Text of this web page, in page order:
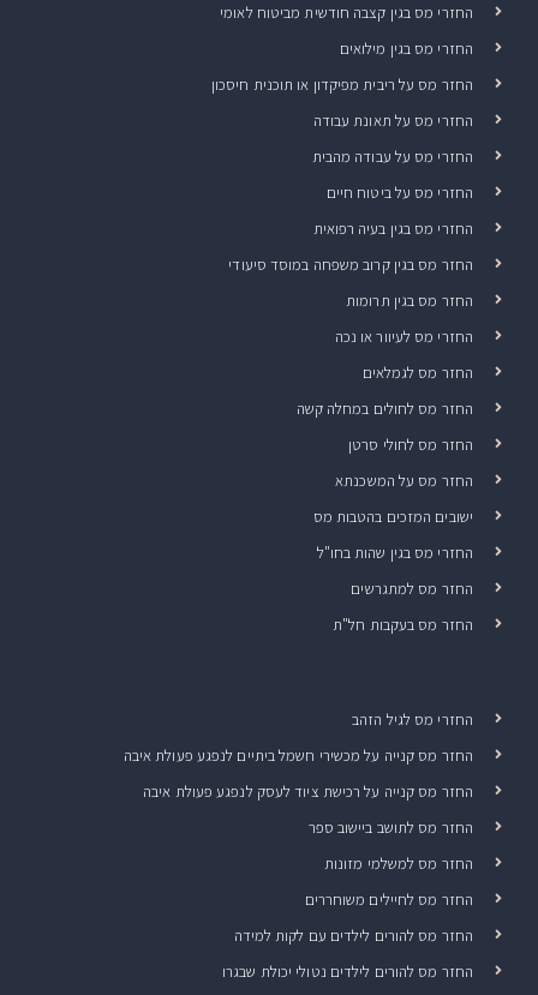
החזרי מס בגין קצבה חודשית מביטוח לאומי
החזרי מס בגין מילואים
החזר מס על ריבית מפיקדון או תוכנית חיסכון
החזרי מס על תאונת עבודה
החזרי מס על עבודה מהבית
החזרי מס על ביטוח חיים
החזרי מס בגין בעיה רפואית
החזר מס בגין קרוב משפחה במוסד סיעודי
החזר מס בגין תרומות
החזרי מס לעיוור או נכה
החזר מס לגמלאים
החזר מס לחולים במחלה קשה
החזר מס לחולי סרטן
החזר מס על המשכנתא
ישובים המזכים בהטבות מס
החזרי מס בגין שהות בחו"ל
החזר מס למתגרשים
החזר מס בעקבות חל"ת
החזרי מס לגיל הזהב
החזר מס קנייה על מכשירי חשמל ביתיים לנפגע פעולת איבה
החזר מס קנייה על רכישת ציוד לעסק לנפגע פעולת איבה
החזר מס לתושב ביישוב ספר
החזר מס למשלמי מזונות
החזר מס לחיילים משוחררים
החזר מס להורים לילדים עם לקות למידה
החזר מס להורים לילדים נטולי יכולת שבגרו